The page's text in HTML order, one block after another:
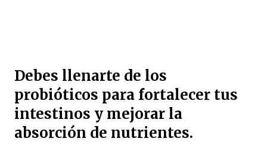
Debes llenarte de los
probióticos para fortalecer tus
intestinos y mejorar la
absorción de nutrientes.